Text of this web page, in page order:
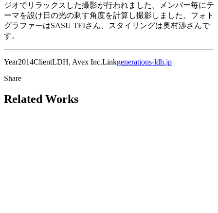
ジオでリラックスした撮影が行われました。メンバー毎にテ
ーマを設け日の光の刺す角度を計算し撮影しました。フォト
グラファーはSASU TEIさん、スタイリングは奥村渉さんで
す。
Year2014ClientLDH, Avex Inc.Linkgenerations-ldh.jp
Share
Related Works